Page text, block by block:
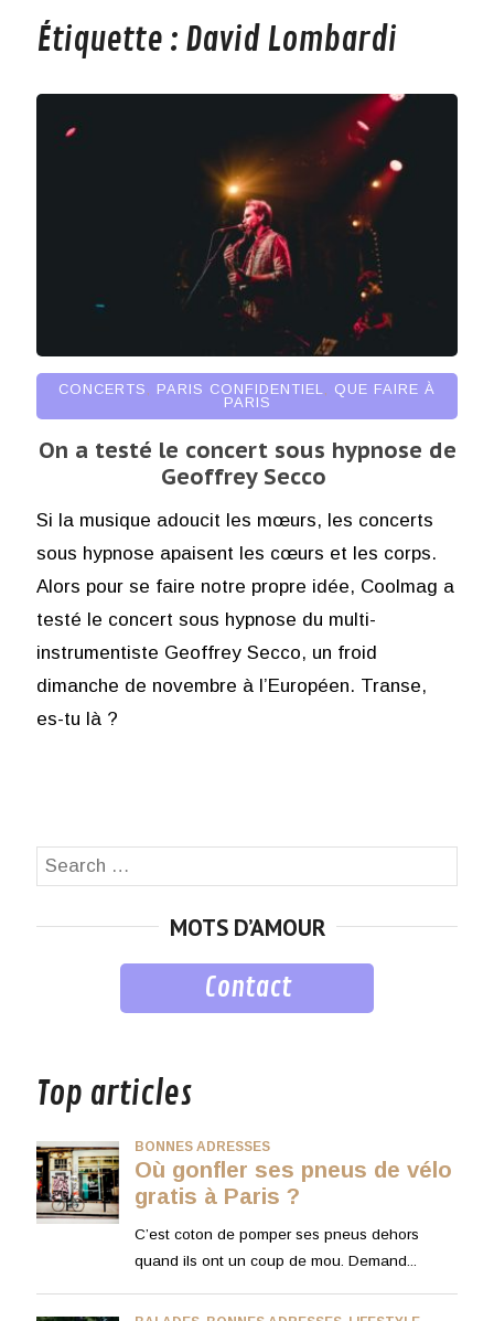
Étiquette : David Lombardi
CONCERTS PARIS CONFIDENTIEL
QUE FAIRE À
PARIS
On a testé le concert sous hypnose de
Geoffrey Secco
Si la musique adoucit les mœurs, les concerts
sous hypnose apaisent les cœurs et les corps.
Alors pour se faire notre propre idée, Coolmag a
testé le concert sous hypnose du multi-
instrumentiste Geoffrey Secco, un froid
dimanche de novembre à l’Européen. Transe,
es-tu là ?
Search
MOTS D’AMOUR
Contact
Top articles